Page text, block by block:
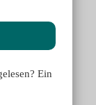
Ein